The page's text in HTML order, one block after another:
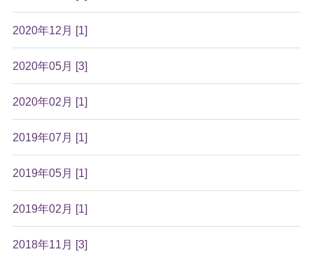
2020年12月 [1]
2020年05月 [3]
2020年02月 [1]
2019年07月 [1]
2019年05月 [1]
2019年02月 [1]
2018年11月 [3]